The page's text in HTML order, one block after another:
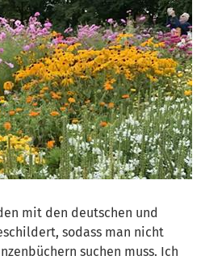
mit den deutschen und
sodass man nicht
suchen muss. Ich